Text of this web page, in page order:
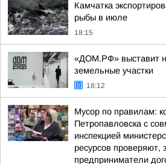
Камчатка
рыбы в июле
18:15
«ДОМ.РФ» выставит
земельные участки
18:12
Мусор по правилам:
Петропавловска с
инспекцией
ресурсов проверяют,
предприниматели